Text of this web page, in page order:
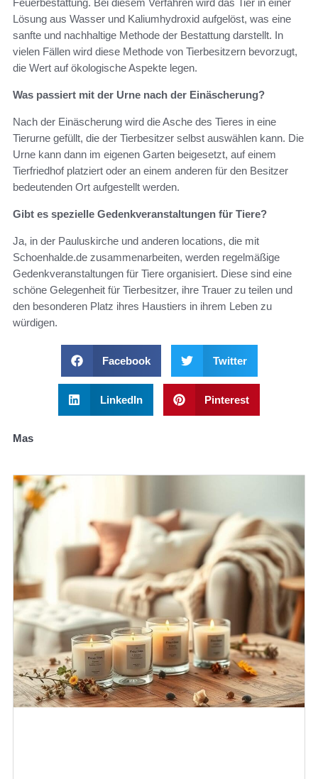
Lösung aus Wasser und Kaliumhydroxid aufgelöst, was eine
sanfte und nachhaltige Methode der Bestattung darstellt. In
vielen Fällen wird diese Methode von Tierbesitzern bevorzugt,
die Wert auf ökologische Aspekte legen.
Was passiert mit der Urne nach der Einäscherung?
Nach der Einäscherung wird die Asche des Tieres in eine
Tierurne gefüllt, die der Tierbesitzer selbst auswählen kann. Die
Urne kann dann im eigenen Garten beigesetzt, auf einem
Tierfriedhof platziert oder an einem anderen für den Besitzer
bedeutenden Ort aufgestellt werden.
Gibt es spezielle Gedenkveranstaltungen für Tiere?
Ja, in der Pauluskirche und anderen locations, die mit
Schoenhalde.de zusammenarbeiten, werden regelmäßige
Gedenkveranstaltungen für Tiere organisiert. Diese sind eine
schöne Gelegenheit für Tierbesitzer, ihre Trauer zu teilen und
den besonderen Platz ihres Haustiers in ihrem Leben zu
würdigen.
Facebook Twitter
LinkedIn Pinterest
Mas